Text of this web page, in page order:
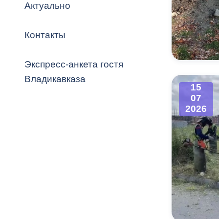
ОРВ и
Оценка
Открытые
проверок
Актуально
Контакты
Экспресс-анкета гостя
Владикавказа
15
07
2026